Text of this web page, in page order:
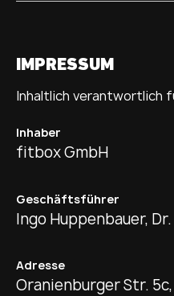
IMPRESSUM
Inhaltlich verantwortlich
Inhaber
fitbox GmbH
Geschäftsführer
Ingo Huppenbauer,
Adresse
Oranienburger Str. 5c,